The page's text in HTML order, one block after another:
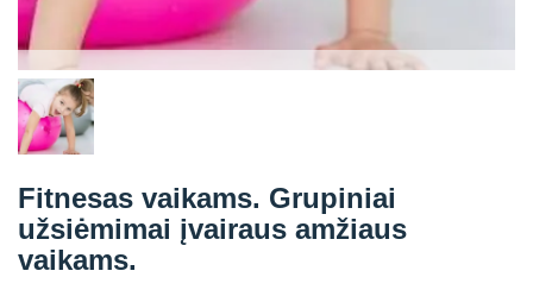
Fitnesas vaikams. Grupiniai
užsiėmimai įvairaus amžiaus
vaikams.